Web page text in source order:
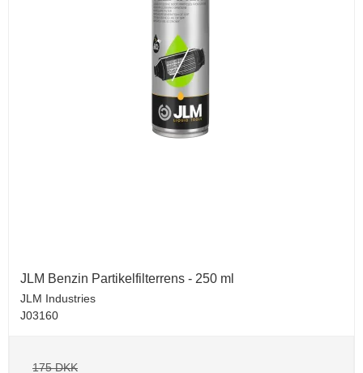
JLM Benzin Partikelfilterrens - 250 ml
JLM Industries
J03160
175 DKK